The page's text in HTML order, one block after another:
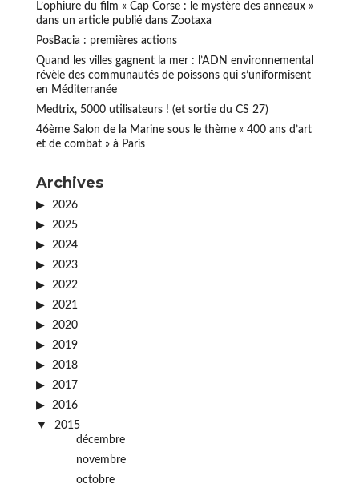
L’ophiure du film « Cap Corse : le mystère des anneaux »
dans un article publié dans Zootaxa
PosBacia : premières actions
Quand les villes gagnent la mer : l’ADN environnemental
révèle des communautés de poissons qui s’uniformisent
en Méditerranée
Medtrix, 5000 utilisateurs ! (et sortie du CS 27)
46ème Salon de la Marine sous le thème « 400 ans d’art
et de combat » à Paris
Archives
2026
2025
2024
2023
2022
2021
2020
2019
2018
2017
2016
2015
décembre
novembre
octobre